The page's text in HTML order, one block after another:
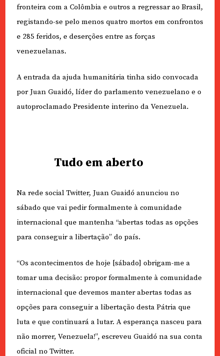
fronteira com a Colômbia e outros a regressar ao Brasil,
registando-se pelo menos quatro mortos em confrontos
e 285 feridos, e deserções entre as forças
venezuelanas.
A entrada da ajuda humanitária tinha sido convocada
por Juan Guaidó, líder do parlamento venezuelano e o
autoproclamado Presidente interino da Venezuela.
Tudo em aberto
Na rede social Twitter, Juan Guaidó anunciou no
sábado que vai pedir formalmente à comunidade
internacional que mantenha “abertas todas as opções
para conseguir a libertação” do país.
“Os acontecimentos de hoje [sábado] obrigam-me a
tomar uma decisão: propor formalmente à comunidade
internacional que devemos manter abertas todas as
opções para conseguir a libertação desta Pátria que
luta e que continuará a lutar. A esperança nasceu para
não morrer, Venezuela!”, escreveu Guaidó na sua conta
oficial no Twitter.